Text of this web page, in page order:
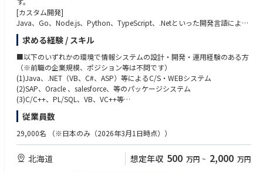
[カスタム開発]
Java、Go、Node.js、Python、TypeScript、.Netといった開発言語による
カスタム開発・運用、アーキテクチャ設計、アプリケーション設計・開発
標準書や手順書の作成・展開等の業務を担います。
[クラウド]
SalesForce, SuccessFactors, ServiceNow, PegaといったCloudソリューシ
ョン開発・運用、ETL Tool(MuleSoft, Boomi, SAP Hana Cloud Integratio
n etc.)を使用したIntegration設計・開発、新システムへのデータ移行計
画・実施等の業務を担います。
[アナリティクス]
大規模データ分析基盤構想および導入、AI導入のためのデータ調査や解
析、要求事項やデータに即したAIのモデル選定・構築等の業務を担いま
す。
上流工程を担当し、DXにおけるPoCの企画、推進、システム化計画の作成
求める経験 / スキル
■以下のいずれかの環境で情報システムの設計・開発・運用経験のある方
（※前職の企業規模、ポジション等は不問です）
(1)Java、.NET（VB、C#、ASP）等によるC/S・WEBシステム
(2)SAP、Oracle 、salesforce、等のパッケージシステム
(3)C/C++、PL/SQL、VB、VC++等
(4)SaaS、Paas、IaaSなどクラウド技術を活用したシステム
従業員数
29,000名 （※日本のみ（2026年3月1日時点））
北海道 想定年収 500 万円 ~ 2,000 万円